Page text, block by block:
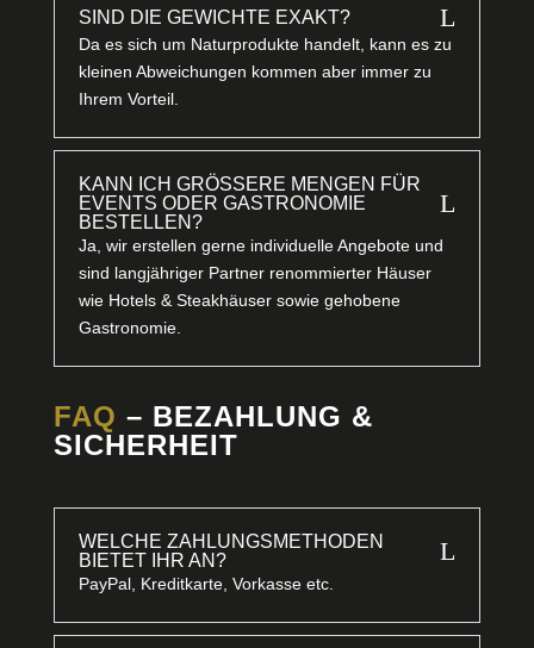
SIND DIE GEWICHTE EXAKT? L
Da es sich um Naturprodukte handelt, kann es zu
kleinen Abweichungen kommen aber immer zu
Ihrem Vorteil.
KANN ICH GRÖSSERE MENGEN FÜR E
VENTS ODER GASTRONOMIE B
ESTELLEN?
L
Ja, wir erstellen gerne individuelle Angebote und
sind langjähriger Partner renommierter Häuser
wie Hotels & Steakhäuser sowie gehobene
Gastronomie.
FAQ – BEZAHLUNG &
SICHERHEIT
WELCHE ZAHLUNGSMETHODEN
BIETET IHR AN?
L
PayPal, Kreditkarte, Vorkasse etc.